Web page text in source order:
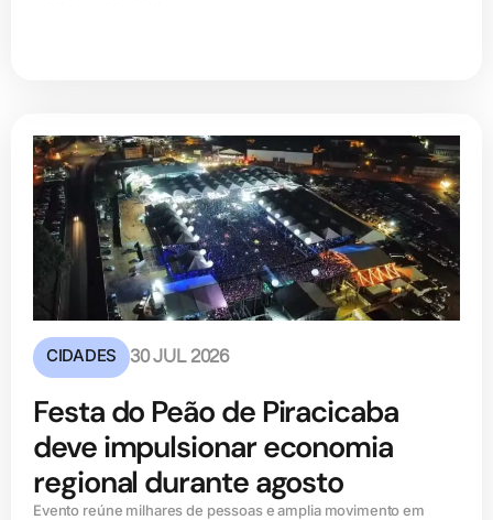
CIDADES 30 JUL 2026
Festa do Peão de Piracicaba
deve impulsionar economia
regional durante agosto
Evento reúne milhares de pessoas e amplia movimento em